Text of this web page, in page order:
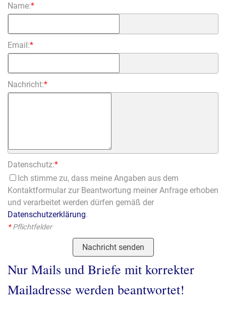
Name:*
Email:*
Nachricht:*
Datenschutz:*
Ich stimme zu, dass meine Angaben aus dem
Kontaktformular zur Beantwortung meiner Anfrage erhoben
und verarbeitet werden dürfen gemäß der
Datenschutzerklärung.
*Pflichtfelder
Nachricht senden
Nur Mails und Briefe mit korrekter
Mailadresse werden beantwortet!